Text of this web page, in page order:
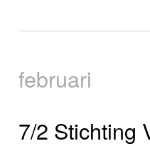
februari
7/2 Stichting